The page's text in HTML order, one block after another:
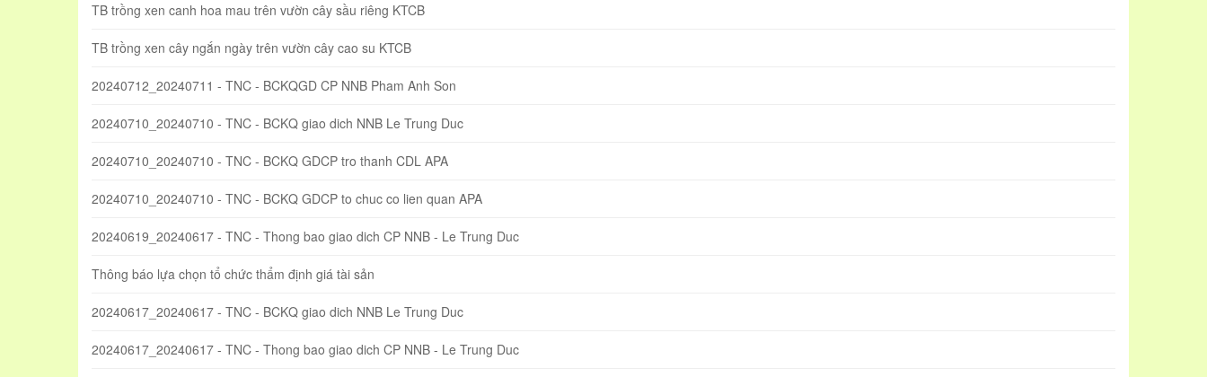
TB trồng xen canh hoa mau trên vườn cây sầu riêng KTCB
TB trồng xen cây ngắn ngày trên vườn cây cao su KTCB
20240712_20240711 - TNC - BCKQGD CP NNB Pham Anh Son
20240710_20240710 - TNC - BCKQ giao dich NNB Le Trung Duc
20240710_20240710 - TNC - BCKQ GDCP tro thanh CDL APA
20240710_20240710 - TNC - BCKQ GDCP to chuc co lien quan APA
20240619_20240617 - TNC - Thong bao giao dich CP NNB - Le Trung Duc
Thông báo lựa chọn tổ chức thẩm định giá tài sản
20240617_20240617 - TNC - BCKQ giao dich NNB Le Trung Duc
20240617_20240617 - TNC - Thong bao giao dich CP NNB - Le Trung Duc